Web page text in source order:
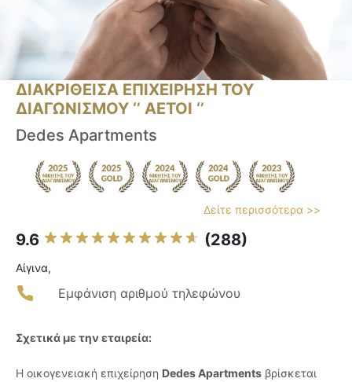
ΔΙΑΚΡΙΘΕΙΣΑ ΕΠΙΧΕΙΡΗΣΗ ΤΟΥ
ΔΙΑΓΩΝΙΣΜΟΥ ‘’ ΑΕΤΟΙ ‘’
Dedes Apartments
Δείτε περισσότερα >>
9.6 (288)
Αίγινα,
Εμφάνιση αριθμού τηλεφώνου
Σχετικά με την εταιρεία:
Η οικογενειακή επιχείρηση Dedes Apartments βρίσκεται